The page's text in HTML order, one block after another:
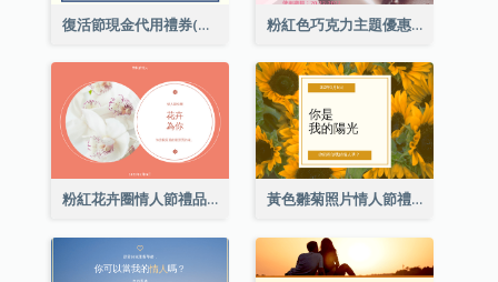
復活節現金代用禮券(附使用細則) 粉紅色巧克力主題優惠券
粉紅花卉圈情人節禮品卡 黃色雛菊照片情人節禮品卡